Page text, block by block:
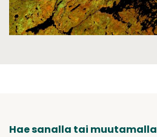
Hae sanalla tai muutamalla